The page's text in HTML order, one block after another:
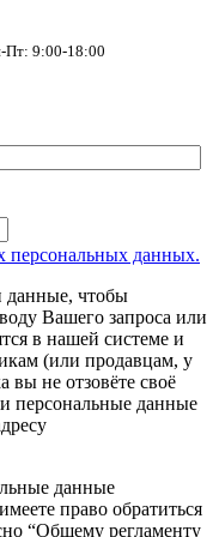
Пт: 9:00-18:00
персональных данных.
чтобы
Вашего запроса или
в нашей системе и
(или продавцам, у
вы не отзовёте своё
персональные данные
данные
право обратиться
“Общему регламенту